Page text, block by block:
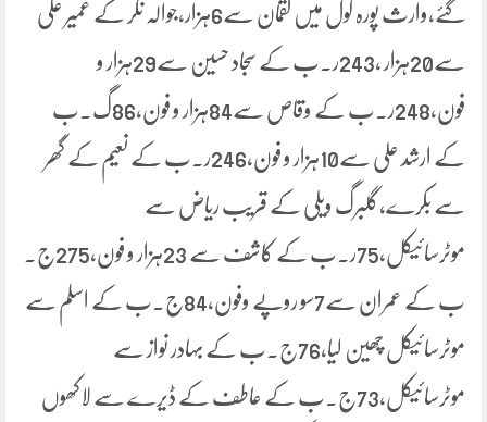
گئے،وارث پورہ گول میں لقمان سے6ہزار،جوالہ نگر کے عمیر علی
سے20ہزار ،243ر۔ب کے سجاد حسین سے29ہزار و
فون،248ر۔ب کے وقاص سے84ہزار و فون،86گ۔ب
کے ارشد علی سے10ہزار و فون،246ر۔ب کے نعیم کے گھر
سے بکرے،گلبرگ ویلی کے قریب ریاض سے
موٹرسائیکل،75ر۔ب کے کاشف سے 23ہزار و فون،275ج۔
ب کے عمران سے7سو روپے وفون،84ج۔ب کے اسلم سے
موٹرسائیکل چھین لیا،76ج۔ب کے بہادر نواز سے
موٹرسائیکل،73ج۔ب کے عاطف کے ڈیرے سے لاکھوں